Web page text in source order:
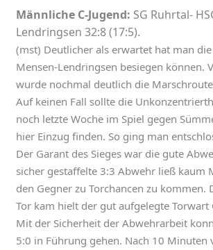
Männliche C-Jugend: SG Ruhrtal-
Lendringsen 32:8 (17:5).
(mst) Deutlicher als erwartet hat man
Mensen-Lendringsen besiegen können.
wurde nochmal deutlich die
Auf keinen Fall sollte die
noch letzte Woche im Spiel gegen
hier Einzug finden. So ging man
Der Garant des Sieges war die gute
sicher gestaffelte 3:3 Abwehr ließ kaum
den Gegner zu Torchancen zu kommen.
Tor kam hielt der gut aufgelegte Torwart
Mit der Sicherheit der Abwehrarbeit
5:0 in Führung gehen. Nach 10 Minuten